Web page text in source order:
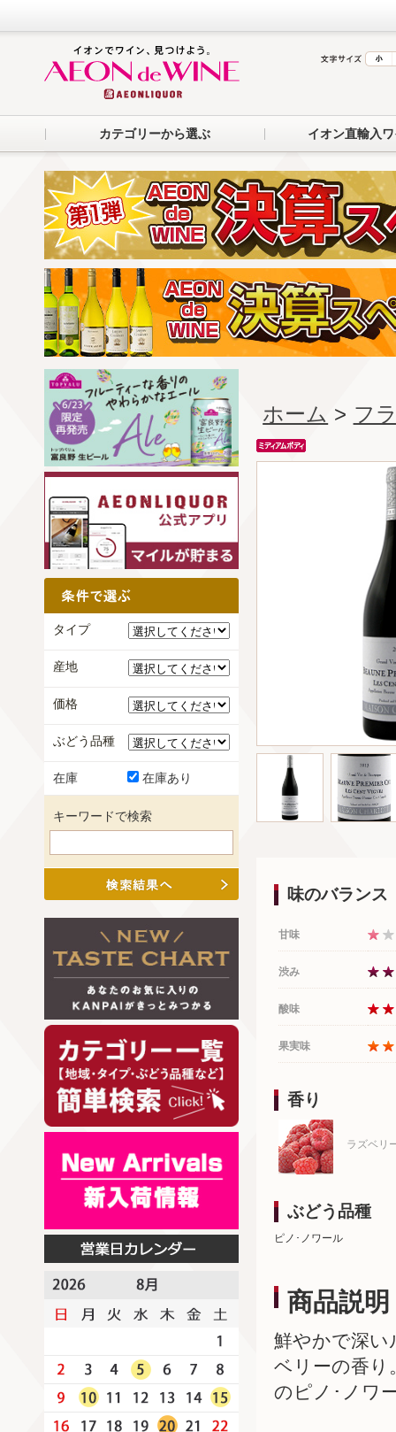
カテゴリーから選ぶ イオン直輸入
ホーム > フ
味のバランス
甘味
渋み
酸味
果実味
香り
ラズベリ
ぶどう品種
ピノ･ノワール
商品説明
鮮やかで深い
ベリーの香り
のピノ･ノワ
タイプ
産地
価格
ぶどう品種
在庫 在庫あり
キーワードで検索